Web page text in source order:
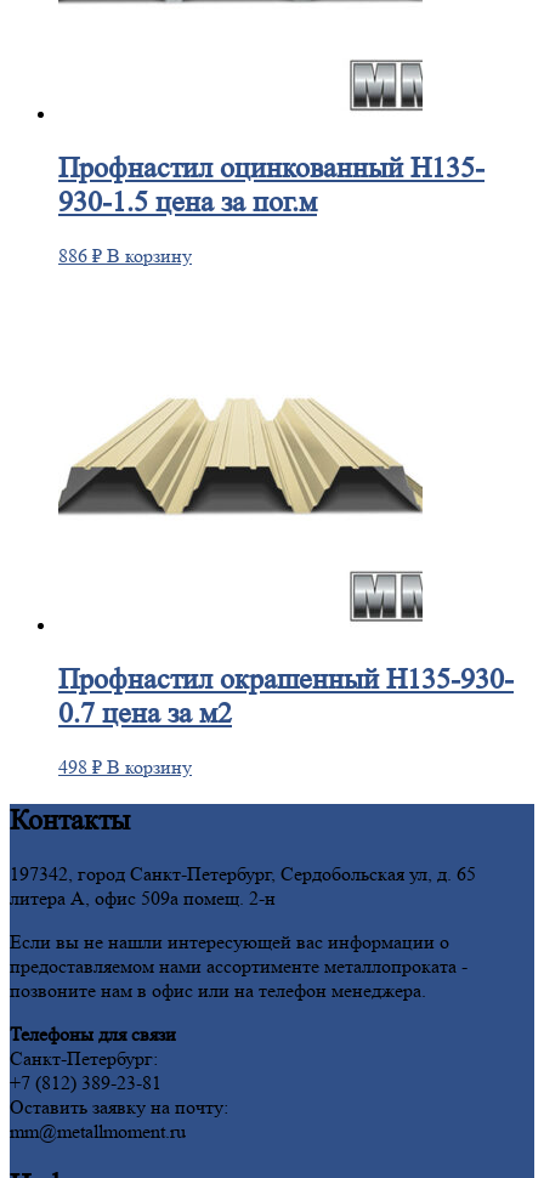
Профнастилоцинкованный Н135-
930-1.5 цена за пог.м
886 ₽ В корзину
Профнастилокрашенный Н135-930-
0.7 цена за м2
498 ₽ В корзину
Контакты
197342, город Санкт-Петербург, Сердобольская ул, д. 65
литера А, офис 509а помещ. 2-н
Если вы не нашли интересующей вас информации о
предоставляемом нами ассортименте металлопроката -
позвоните нам в офис или на телефон менеджера.
Телефоны для связи
Санкт-Петербург:
+7 (812) 389-23-81
Оставить заявку на почту:
mm@metallmoment.ru